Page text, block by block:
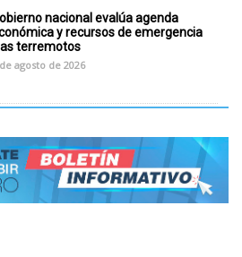
nacional evalúa agenda
y recursos de emergencia
terremotos
agosto de 2026